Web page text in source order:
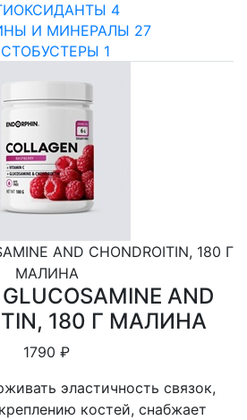
4
И МИНЕРАЛЫ 27
1
AND CHONDROITIN, 180 Г
МАЛИНА
AND
180 Г МАЛИНА
1790 ₽
эластичность связок,
костей, снабжает